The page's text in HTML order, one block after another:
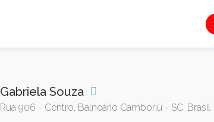
Gabriela Souza
Rua 906 - Centro, Balneário Camboriú - SC, Brasil